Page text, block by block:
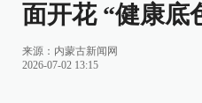
面开花 “健康底
来源： 内蒙古新闻网
2026-07-02 13:15